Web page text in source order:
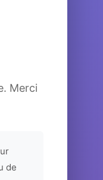
Merci
de